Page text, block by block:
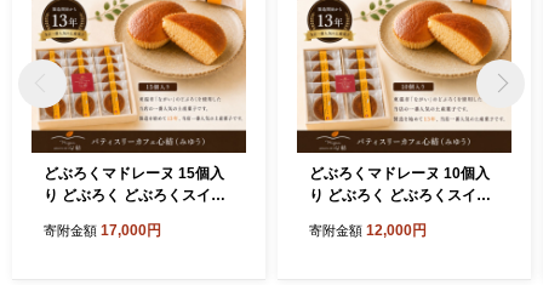
どぶろくマドレーヌ 15個入
り どぶろく どぶろくスイー
子 個包装 おやつ ギフト 手土
寄附金額 17,000円
どぶろくマドレーヌ 10個入
り どぶろく どぶろくスイー
子 個包装 おやつ ギフト 手土
寄附金額 12,000円